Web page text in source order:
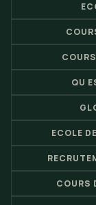
QU
ECOLE
COURS